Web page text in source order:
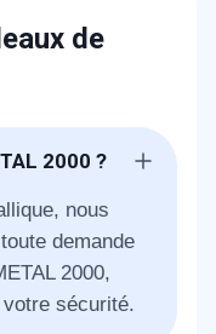
de
2000 ?
nous
demande
2000,
sécurité.